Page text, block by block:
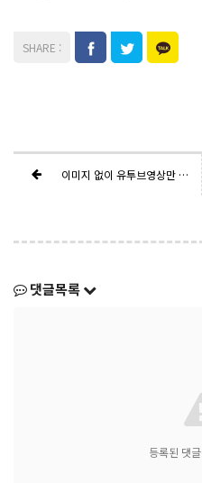
이미지 없이 유투브영상만 있을 때
댓글목록
등록된 댓